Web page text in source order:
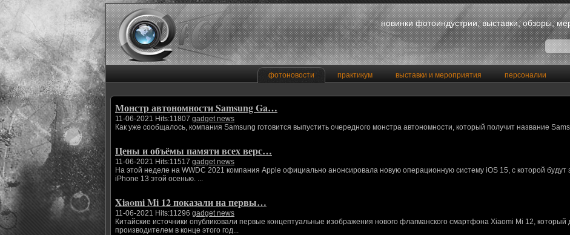
новинки фотоиндустрии, выставки, обзоры,
фотоновости практикум выставки и мероприятия персоналии
Монстр автономности Samsung Ga…
11-06-2021 Hits:11807 gadget news
Как уже сообщалось, компания Samsung готовится выпустить очередного монстра автономности, который получит название
Цены и объёмы памяти всех верс…
11-06-2021 Hits:11517 gadget news
На этой неделе на WWDC 2021 компания Apple официально анонсировала новую операционную систему iOS 15, с которой
iPhone 13 этой осенью. ...
Xiaomi Mi 12 показали на первы…
11-06-2021 Hits:11296 gadget news
Китайские источники опубликовали первые концептуальные изображения нового флагманского смартфона Xiaomi Mi 12,
производителем в конце этого год...